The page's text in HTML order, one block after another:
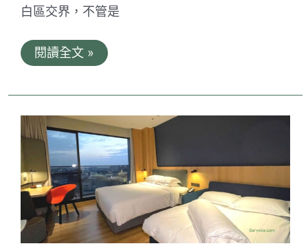
白區交界，不管是
上
海
臣
洲
際
酒
店。
IHG
洲
際
集
團
位
閱讀全文 »